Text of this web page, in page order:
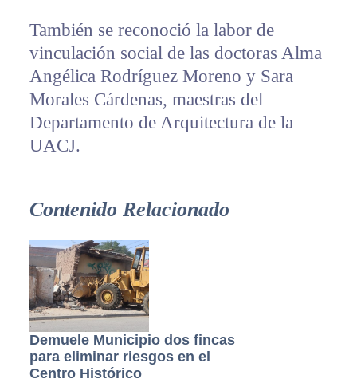
También se reconoció la labor de
vinculación social de las doctoras Alma
Angélica Rodríguez Moreno y Sara
Morales Cárdenas, maestras del
Departamento de Arquitectura de la
UACJ.
Contenido Relacionado
Demuele Municipio dos fincas
para eliminar riesgos en el
Centro Histórico